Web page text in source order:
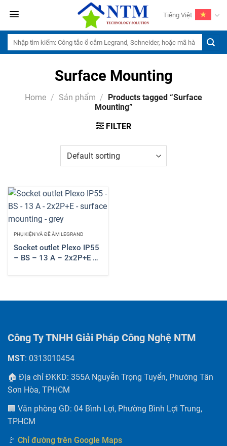
content
Tiếng Việt
Search
for:
Surface Mounting
Home / Sản phẩm /
Products tagged “Surface
Mounting”
FILTER
PHỤ KIỆN VÀ ĐẾ ÂM LEGRAND
Socket outlet Plexo IP55
– BS – 13 A – 2x2P+E –
Công Ty TNHH Giải Pháp Công Nghệ NTM
MST: 0313010454
🏠 Địa chỉ ĐKKD: 355A Nguyễn Trọng Tuyển, Phường Tân
Sơn Hòa, TPHCM
🏢 Văn phòng GD: 04 Bình Lợi, Phường Bình Lợi Trung,
TPHCM
🚩 Chỉ đường trên Google Maps